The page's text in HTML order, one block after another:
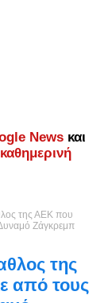
News και
καθημερινή
της ΑΕΚ που
Ζάγκρεμπ
της
από τους